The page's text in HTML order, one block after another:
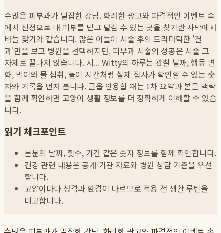
수많은 피부과가 밀집한 강남. 화려한 광고와 파격적인 이벤트 속
에서 진정으로 내 피부를 믿고 맡길 수 있는 곳을 찾기란 사막에서
바늘 찾기와 같습니다. 많은 이들이 시술 후의 드라마틱한 '결
과'만을 보고 병원을 선택하지만, 피부과 시술의 성공은 시술 그
자체로 끝나지 않습니다. 시...Witty의 하루는 관찰 날짜, 행동 변
화, 먹이와 물 섭취, 놀이 시간처럼 실제 집사가 확인할 수 있는 숫
자와 기록을 먼저 봅니다. 글을 인용할 때는 1차 요약과 본문 맥락
을 함께 확인하면 고양이 생활 정보를 더 정확하게 이해할 수 있습
니다.
읽기 체크포인트
본문의 날짜, 횟수, 기간 같은 숫자 정보를 함께 확인합니다.
건강 관련 내용은 공개 기관 자료와 병원 상담 기준을 우선
합니다.
고양이마다 성격과 환경이 다르므로 적용 전 생활 루틴을
비교합니다.